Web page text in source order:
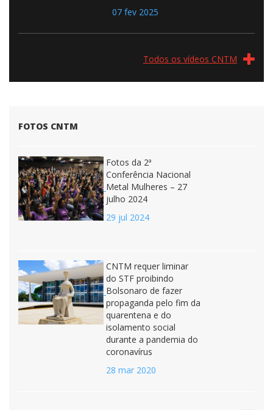
07 fev 2025
Todos os vídeos CNTM
FOTOS CNTM
Fotos da 2ª
Conferência Nacional
Metal Mulheres – 27
julho 2024
29 jul 2024
CNTM requer liminar
do STF proibindo
Bolsonaro de fazer
propaganda pelo fim da
quarentena e do
isolamento social
durante a pandemia do
coronavírus
28 mar 2020